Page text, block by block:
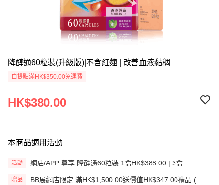
降醇通60粒裝(升級版)|不含紅麴 | 改善血液黏稠
自提點滿HK$350.00免運費
HK$380.00
本商品適用活動
活動
網店/APP 尊享 降醇通60粒裝 1盒HK$388.00 | 3盒
贈品
BB展網店限定 滿HK$1,500.00送價值HK$347.00禮品 (贈